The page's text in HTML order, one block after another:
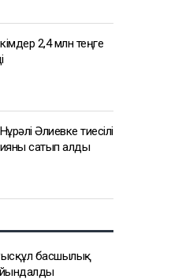
2,4 млн теңге
Әлиевке тиесілі
сатып алды
басшылық